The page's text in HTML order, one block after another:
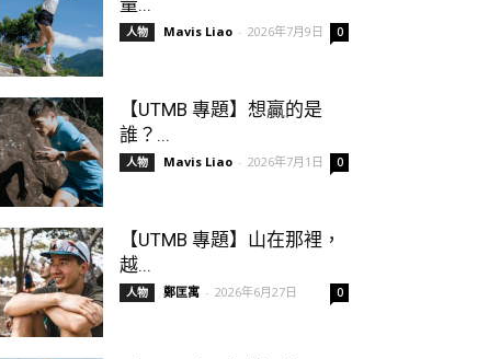
量...
人物 Mavis Liao - 2026年7月9日 0
【UTMB 專題】想贏的是
誰？...
人物 Mavis Liao - 2026年7月1日 0
【UTMB 專題】山在那裡，
越...
人物 鄭匡寓 - 2026年6月27日 0